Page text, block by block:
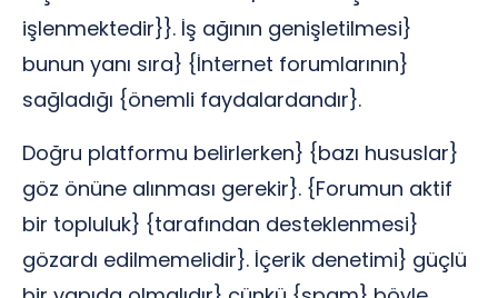
işlenmektedir}}. İş ağının genişletilmesi}
bunun yanı sıra} {İnternet forumlarının}
sağladığı {önemli faydalardandır}.
Doğru platformu belirlerken} {bazı hususlar}
göz önüne alınması gerekir}. {Forumun aktif
bir topluluk} {tarafından desteklenmesi}
gözardı edilmemelidir}. İçerik denetimi} güçlü